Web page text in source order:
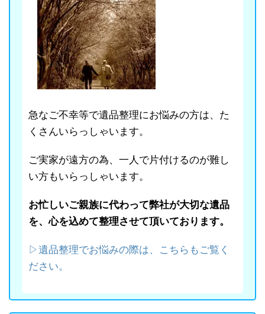
急なご不幸等で遺品整理にお悩みの方は、た
くさんいらっしゃいます。
ご実家が遠方の為、一人で片付けるのが難し
い方もいらっしゃいます。
お忙しいご親族に代わって弊社が大切な遺品
を、心を込めて整理させて頂いております。
▷遺品整理でお悩みの際は、こちらもご覧く
ださい。